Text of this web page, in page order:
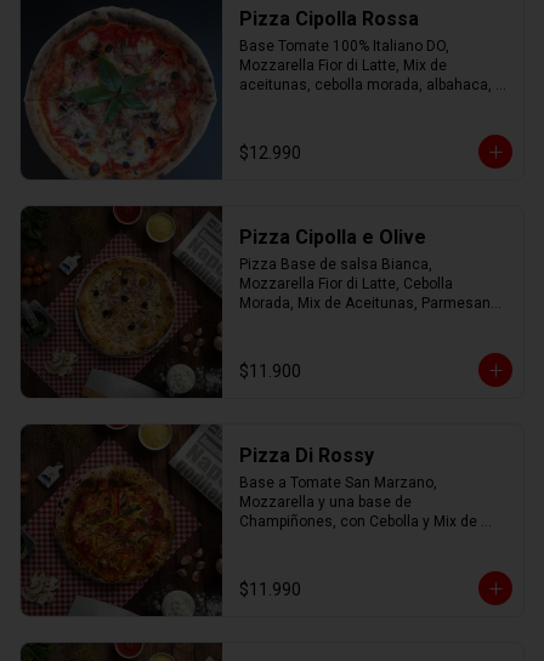
Pizza Cipolla Rossa
Base Tomate 100% Italiano DO,
Mozzarella Fior di Latte, Mix de
aceitunas, cebolla morada, albahaca,
$12.990
Pizza Cipolla e Olive
Pizza Base de salsa Bianca,
Mozzarella Fior di Latte, Cebolla
Morada, Mix de Aceitunas, Parmesano
$11.900
Pizza Di Rossy
Base a Tomate San Marzano,
Mozzarella y una base de
Champiñones, con Cebolla y Mix de
$11.990